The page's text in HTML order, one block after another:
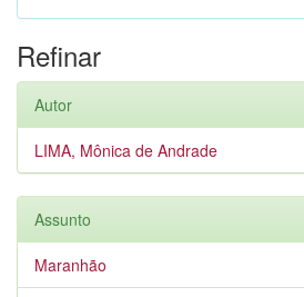
Refinar
Autor
LIMA, Mônica de Andrade
Assunto
Maranhão